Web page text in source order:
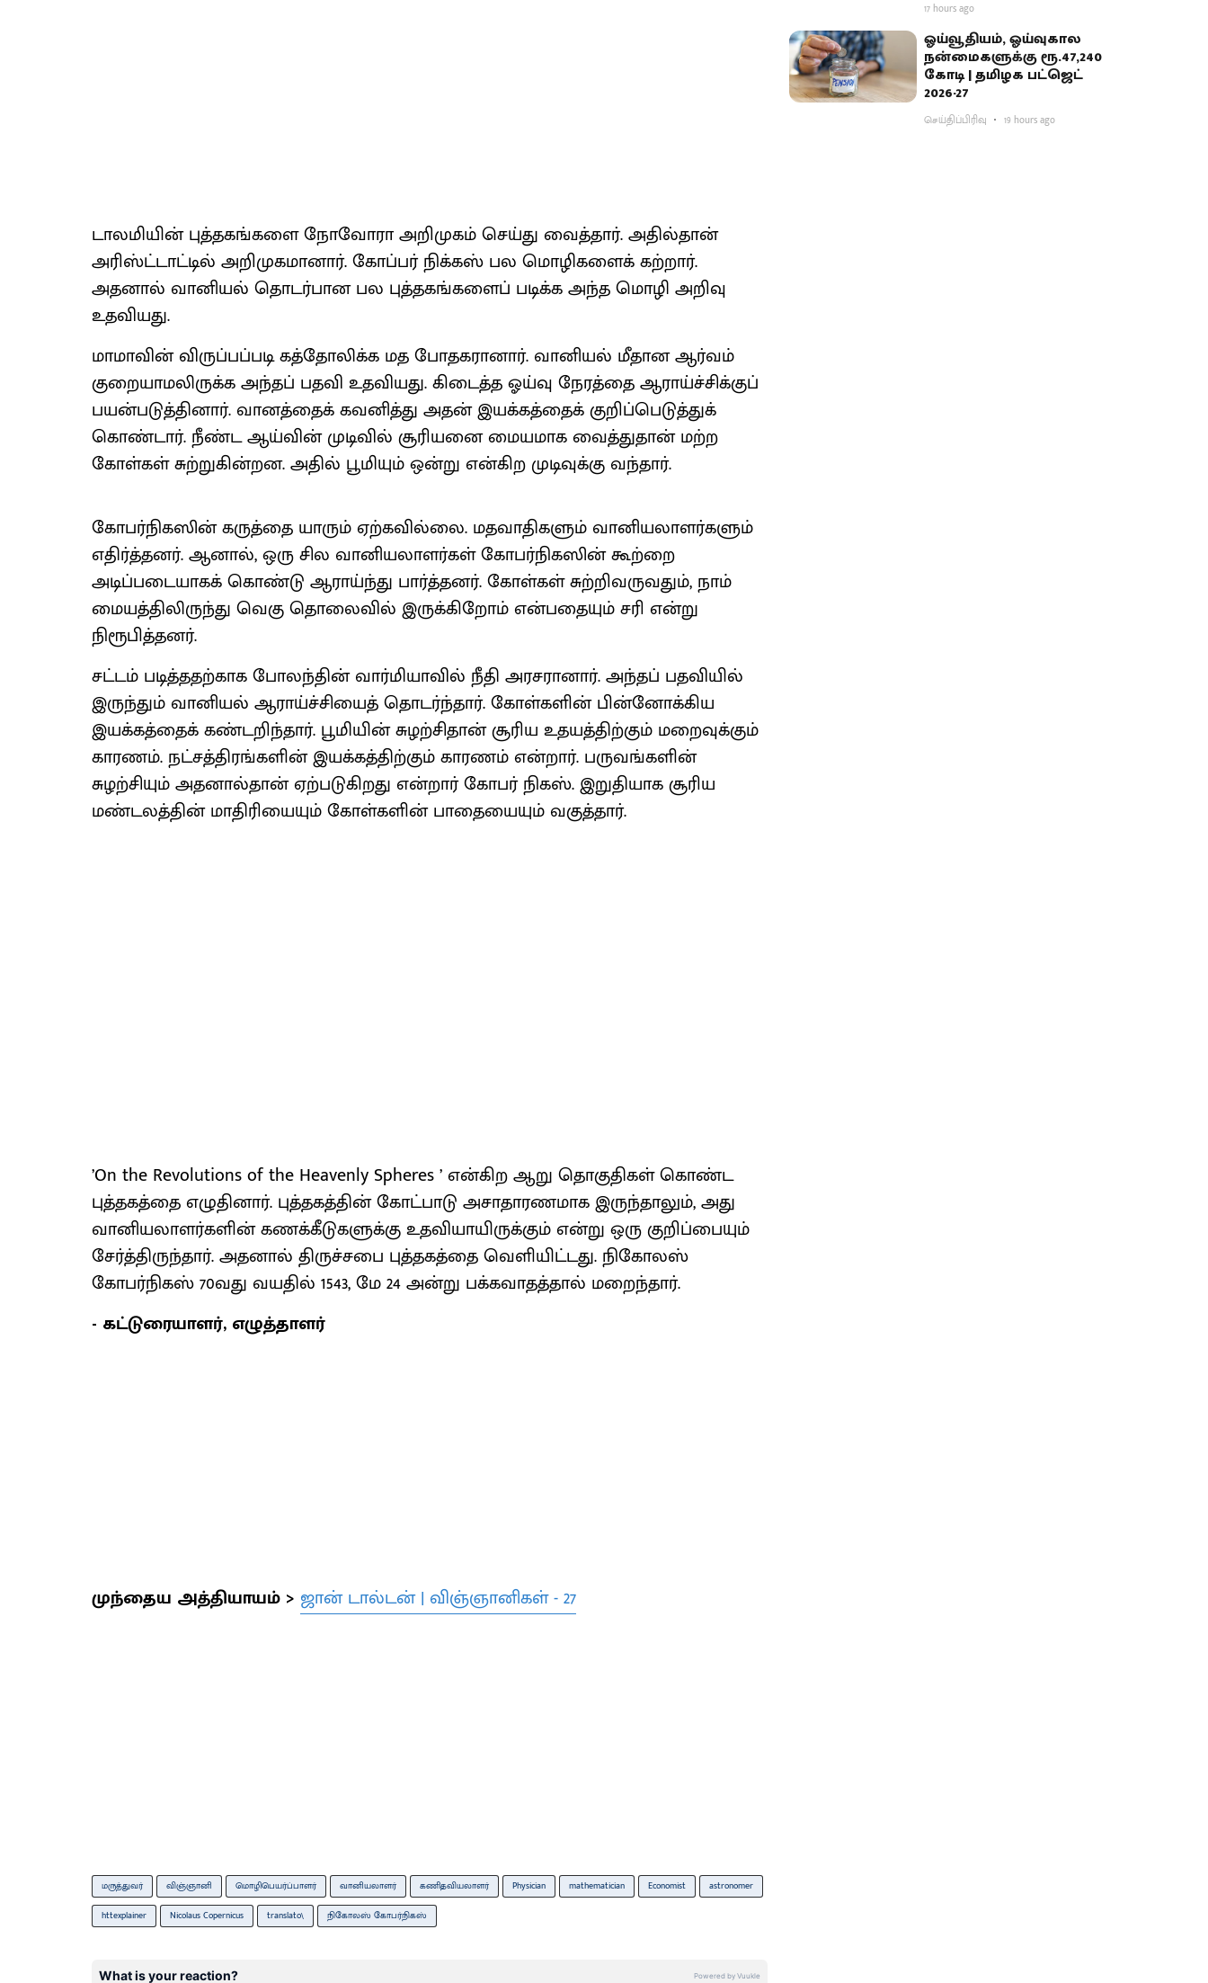
டாலமியின் புத்தகங்களை நோவோரா அறிமுகம் செய்து வைத்தார். அதில்தான்
அரிஸ்ட்டாட்டில் அறிமுகமானார். கோப்பர் நிக்கஸ் பல மொழிகளைக் கற்றார்.
அதனால் வானியல் தொடர்பான பல புத்தகங்களைப் படிக்க அந்த மொழி அறிவு
உதவியது.
மாமாவின் விருப்பப்படி கத்தோலிக்க மத போதகரானார். வானியல் மீதான ஆர்வம்
குறையாமலிருக்க அந்தப் பதவி உதவியது. கிடைத்த ஓய்வு நேரத்தை ஆராய்ச்சிக்குப்
பயன்படுத்தினார். வானத்தைக் கவனித்து அதன் இயக்கத்தைக் குறிப்பெடுத்துக்
கொண்டார். நீண்ட ஆய்வின் முடிவில் சூரியனை மையமாக வைத்துதான் மற்ற
கோள்கள் சுற்றுகின்றன. அதில் பூமியும் ஒன்று என்கிற முடிவுக்கு வந்தார்.
கோபர்நிகஸின் கருத்தை யாரும் ஏற்கவில்லை. மதவாதிகளும் வானியலாளர்களும்
எதிர்த்தனர். ஆனால், ஒரு சில வானியலாளர்கள் கோபர்நிகஸின் கூற்றை
அடிப்படையாகக் கொண்டு ஆராய்ந்து பார்த்தனர். கோள்கள் சுற்றிவருவதும், நாம்
மையத்திலிருந்து வெகு தொலைவில் இருக்கிறோம் என்பதையும் சரி என்று
நிரூபித்தனர்.
சட்டம் படித்ததற்காக போலந்தின் வார்மியாவில் நீதி அரசரானார். அந்தப் பதவியில்
இருந்தும் வானியல் ஆராய்ச்சியைத் தொடர்ந்தார். கோள்களின் பின்னோக்கிய
இயக்கத்தைக் கண்டறிந்தார். பூமியின் சுழற்சிதான் சூரிய உதயத்திற்கும் மறைவுக்கும்
காரணம். நட்சத்திரங்களின் இயக்கத்திற்கும் காரணம் என்றார். பருவங்களின்
சுழற்சியும் அதனால்தான் ஏற்படுகிறது என்றார் கோபர் நிகஸ். இறுதியாக சூரிய
மண்டலத்தின் மாதிரியையும் கோள்களின் பாதையையும் வகுத்தார்.
’On the Revolutions of the Heavenly Spheres ’ என்கிற ஆறு தொகுதிகள் கொண்ட
புத்தகத்தை எழுதினார். புத்தகத்தின் கோட்பாடு அசாதாரணமாக இருந்தாலும், அது
வானியலாளர்களின் கணக்கீடுகளுக்கு உதவியாயிருக்கும் என்று ஒரு குறிப்பையும்
சேர்த்திருந்தார். அதனால் திருச்சபை புத்தகத்தை வெளியிட்டது. நிகோலஸ்
கோபர்நிகஸ் 70வது வயதில் 1543, மே 24 அன்று பக்கவாதத்தால் மறைந்தார்.
- கட்டுரையாளர், எழுத்தாளர்
முந்தைய அத்தியாயம் > ஜான் டால்டன் | விஞ்ஞானிகள் - 27
மருத்துவர் விஞ்ஞானி மொழிபெயர்ப்பாளர் வானியலாளர் கணிதவியலாளர் Physician mathematician Economist astronomer
httexplainer Nicolaus Copernicus translato\ நிகோலஸ் கோபர்நிகஸ்
17 hours ago
ஓய்வூதியம், ஓய்வுகால
நன்மைகளுக்கு ரூ.47,240
கோடி | தமிழக பட்ஜெட்
2026-27
செய்திப்பிரிவு 19 hours ago